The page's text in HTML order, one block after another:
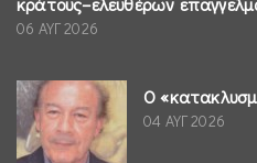
06 ΑΥΓ 2026
Ο
04 ΑΥΓ 2026